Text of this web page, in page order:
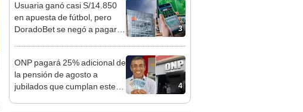
3
Usuaria ganó casi S/14.850
en apuesta de fútbol, pero
DoradoBet se negó a pagar:
4
ONP pagará 25% adicional de
la pensión de agosto a
jubilados que cumplan este